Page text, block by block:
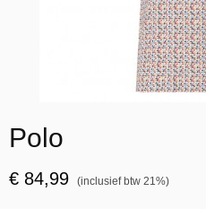
Polo
€ 84,99 (inclusief btw 21%)